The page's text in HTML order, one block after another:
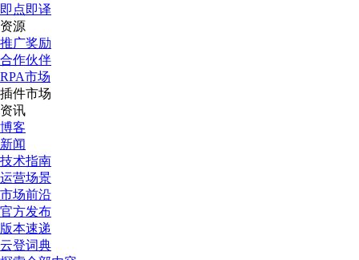
即点即译
资源
推广奖励
合作伙伴
RPA市场
插件市场
资讯
博客
新闻
技术指南
运营场景
市场前沿
官方发布
版本速递
云登词典